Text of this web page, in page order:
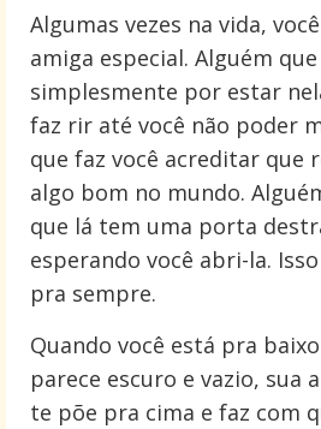
Algumas vezes na vida,
amiga especial. Alguém
simplesmente por estar
faz rir até você não poder
que faz você acreditar que
algo bom no mundo.
que lá tem uma porta
esperando você abri-la.
pra sempre.
Quando você está pra
parece escuro e vazio, sua
te põe pra cima e faz com